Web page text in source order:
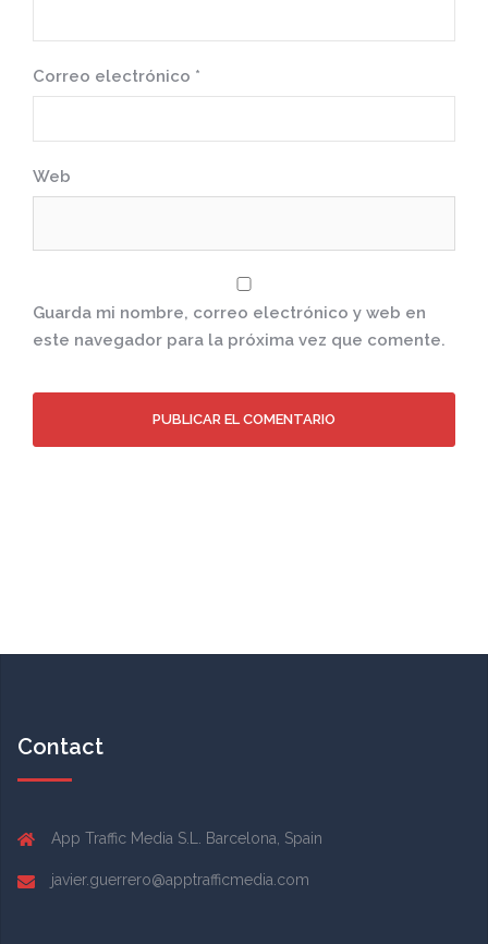
Correo electrónico *
Web
Guarda mi nombre, correo electrónico y web en
este navegador para la próxima vez que comente.
Contact
App Traffic Media S.L. Barcelona, Spain
javier.guerrero@apptrafficmedia.com